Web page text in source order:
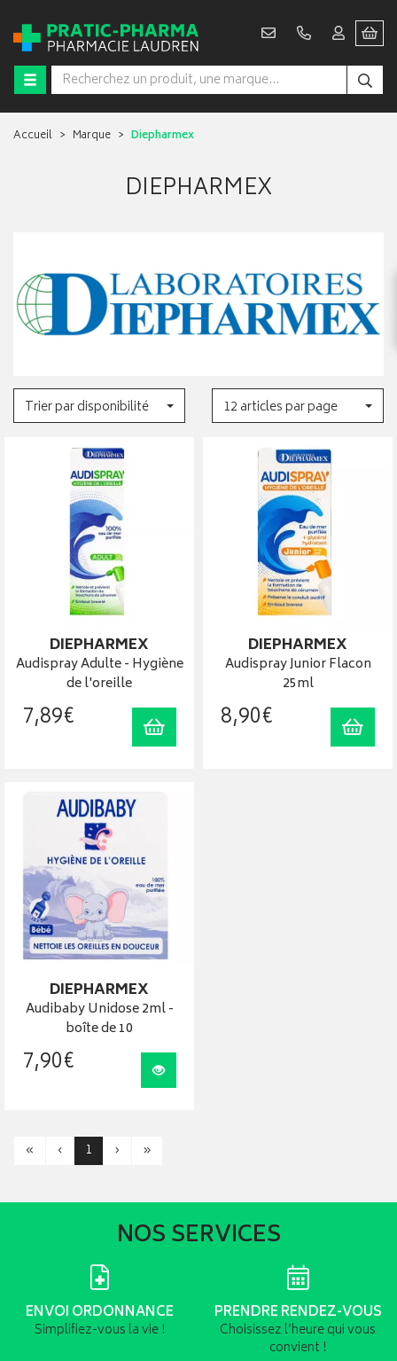
Accueil Marque Diepharmex
DIEPHARMEX
Trier par disponibilité 12 articles par page
DIEPHARMEX
Audispray Adulte - Hygiène
de l'oreille
7,89€ Ajouter au panier
DIEPHARMEX
Audispray Junior Flacon
25ml
8,90€
DIEPHARMEX
Audibaby Unidose 2ml -
boîte de 10
7,90€ Visualiser
« ‹ 1 › »
NOS SERVICES
ENVOI ORDONNANCE
Simplifiez-vous la vie !
PRENDRE RENDEZ-VOUS
Choisissez l’heure qui vous
convient !